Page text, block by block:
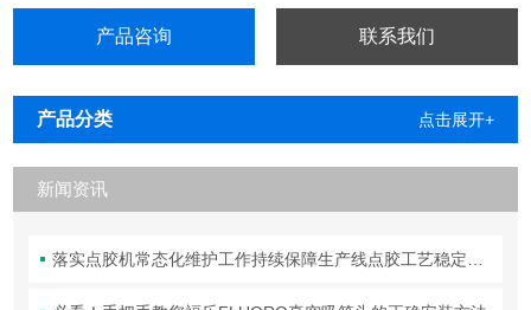
产品咨询 联系我们
产品分类 点击展开+
新闻资讯
落实点胶机常态化维护工作持续保障生产线点胶工艺稳定合规